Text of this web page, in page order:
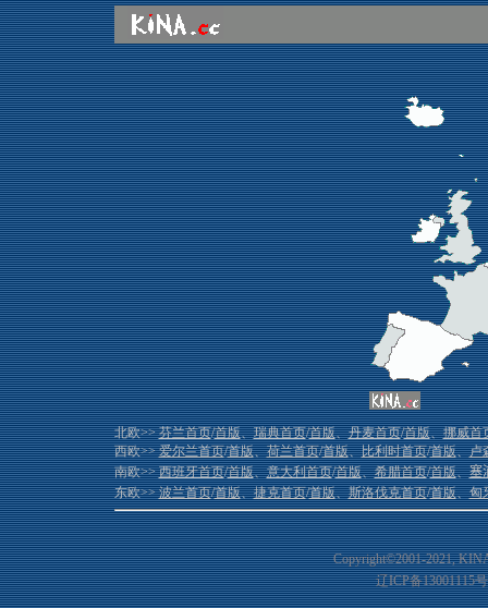
北欧>>芬兰首页/首版、瑞典首页/首版、丹麦首页/首版、挪威首
西欧>>爱尔兰首页/首版、荷兰首页/首版、比利时首页/首版、卢
南欧>>西班牙首页/首版、意大利首页/首版、希腊首页/首版、塞
东欧>>波兰首页/首版、捷克首页/首版、斯洛伐克首页/首版、匈
Copyright©2001-2021,
辽ICP备13001115